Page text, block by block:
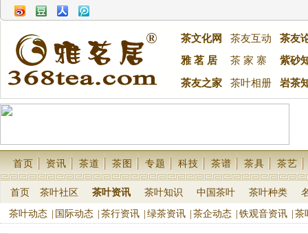
茶文化网 茶友互动
茶友
雅 茗 居
茶 家 寨 紫砂
茶友之家 茶叶相册 岩茶
首页 资讯 茶道 茶图 专题 科技 茶谱 茶具 茶艺
首页 茶叶社区 茶叶资讯 茶叶知识 中国茶叶 茶叶种类
茶叶动态 国际动态 茶行资讯 绿茶资讯 茶企动态 铁观音资讯 茶